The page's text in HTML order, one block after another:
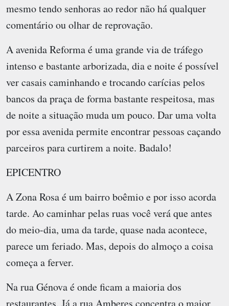
mesmo tendo senhoras ao redor não há qualquer
comentário ou olhar de reprovação.
A avenida Reforma é uma grande via de tráfego
intenso e bastante arborizada, dia e noite é possível
ver casais caminhando e trocando carícias pelos
bancos da praça de forma bastante respeitosa, mas
de noite a situação muda um pouco. Dar uma volta
por essa avenida permite encontrar pessoas caçando
parceiros para curtirem a noite. Badalo!
EPICENTRO
A Zona Rosa é um bairro boêmio e por isso acorda
tarde. Ao caminhar pelas ruas você verá que antes
do meio-dia, uma da tarde, quase nada acontece,
parece um feriado. Mas, depois do almoço a coisa
começa a ferver.
Na rua Génova é onde ficam a maioria dos